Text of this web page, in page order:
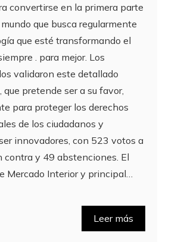
convertirse en la primera parte
que busca regularmente
que esté transformando el
. para mejor. Los
validaron este detallado
pretende ser a su favor,
para proteger los derechos
de los ciudadanos y
innovadores, con 523 votos a
contra y 49 abstenciones. El
Mercado Interior y principal…
Leer más